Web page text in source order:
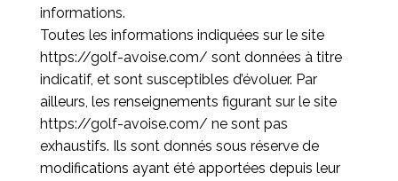
informations.
Toutes les informations indiquées sur le site
https://golf-avoise.com/ sont données à titre
indicatif, et sont susceptibles d’évoluer. Par
ailleurs, les renseignements figurant sur le site
https://golf-avoise.com/ ne sont pas
exhaustifs. Ils sont donnés sous réserve de
modifications ayant été apportées depuis leur